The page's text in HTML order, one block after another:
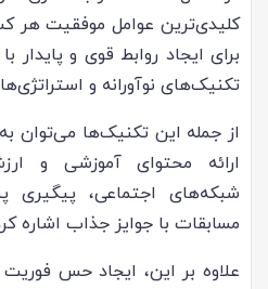
کلیدی‌ترین عوامل موفقیت
برای ایجاد روابط قوی و پایدار
تکنیک‌های نوآورانه و
از جمله این تکنیک‌ها می‌توان
ارائه محتوای آموزشی و
شبکه‌های اجتماعی، پیگیری
مسابقات با جوایز جذاب اشاره
علاوه بر این، ایجاد حس فوریت